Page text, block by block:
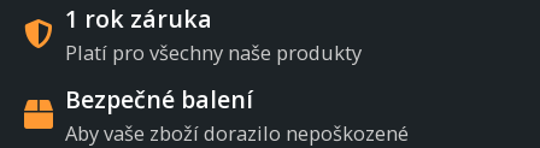
1 rok záruka
Platí pro všechny naše produkty
Bezpečné balení
Aby vaše zboží dorazilo nepoškozené